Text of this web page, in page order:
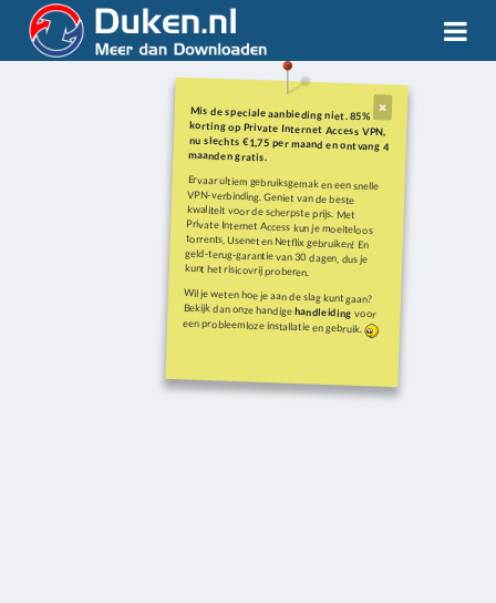
Mis de speciale aanbieding niet. 85%
korting op Private Internet Access VPN,
nu slechts €1,75 per maand en ontvang 4
maanden gratis.
Ervaar ultiem gebruiksgemak en een snelle
VPN-verbinding. Geniet van de beste
kwaliteit voor de scherpste prijs. Met
Private Internet Access kun je moeiteloos
torrents, Usenet en Netflix gebruiken! En
geld-terug-garantie van 30 dagen, dus je
kunt het risicovrij proberen.
Wil je weten hoe je aan de slag kunt gaan?
Bekijk dan onze handigehandleiding voor
een probleemloze installatie en gebruik.